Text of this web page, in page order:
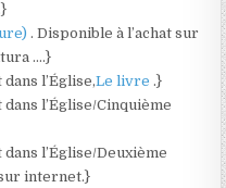
. Disponible à l’achat sur
….}
l’Église,Le livre.}
l’Église/Cinquième
l’Église/Deuxième
internet.}